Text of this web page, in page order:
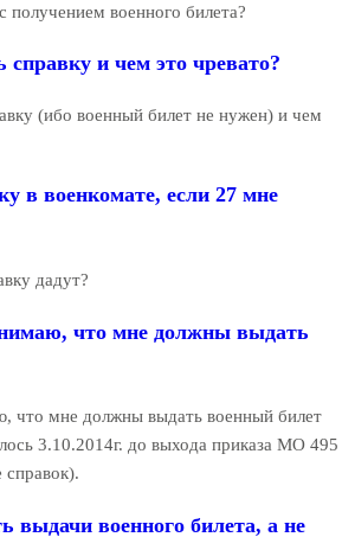
получением военного билета?
и чем это чревато?
(ибо военный билет не нужен) и чем
в военкомате, если 27 мне
дадут?
что мне должны выдать
что мне должны выдать военный билет
3.10.2014г. до выхода приказа МО 495
справок).
выдачи военного билета, а не